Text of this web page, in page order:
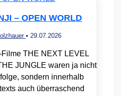
– OPEN WORLD
• 29.07.2026
THE NEXT LEVEL
JUNGLE waren ja nicht
sondern innerhalb
auch überraschend